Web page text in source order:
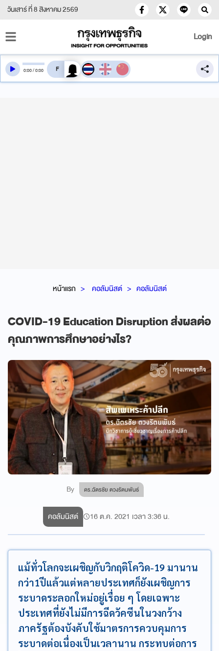
วันเสาร์ ที่ 8 สิงหาคม 2569
Login
หน้าแรก คอลัมนิสต์ คอลัมนิสต์
COVID-19 Education Disruption ส่งผลต่อ
คุณภาพการศึกษาอย่างไร?
By ดร.ฉัตรชัย ตวงรัตนพันธ์
0:00/0:00 สลับเสียงอ่าน
คอลัมนิสต์ 16 ต.ค. 2021 เวลา 3:36 น.
แม้ทั่วโลกจะเผชิญกับวิกฤติโควิด-19 มานาน
กว่า1ปีแล้วแต่หลายประเทศก็ยังเผชิญการ
ระบาดระลอกใหม่อยู่เรื่อย ๆ โดยเฉพาะ
ประเทศที่ยังไม่มีการฉีดวัคซีนในวงกว้าง
ภาครัฐต้องบังคับใช้มาตรการควบคุมการ
ระบาดต่อเนื่องเป็นเวลานาน กระทบต่อการ